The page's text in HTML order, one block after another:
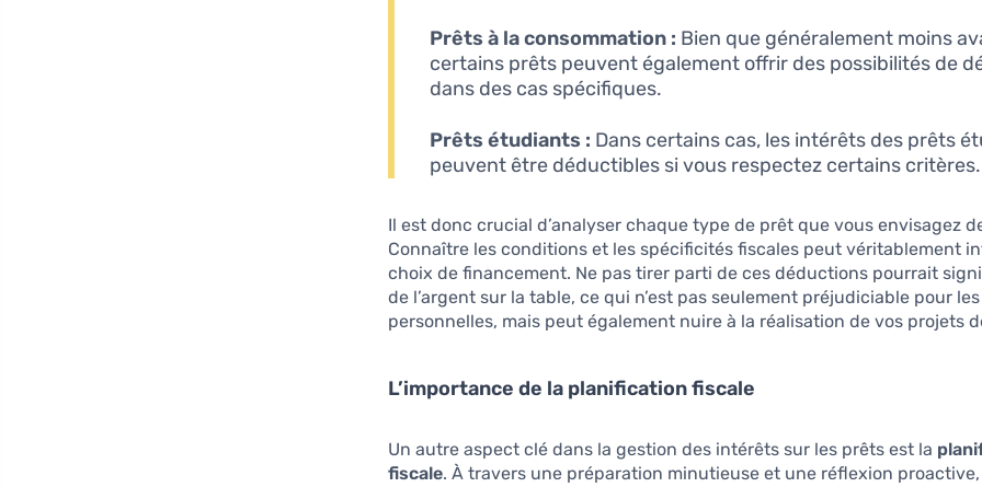
Prêts à la consommation : Bien que généralement moins
certains prêts peuvent également offrir des possibilités de
dans des cas spécifiques.
Prêts étudiants : Dans certains cas, les intérêts des prêts
peuvent être déductibles si vous respectez certains critères.
Il est donc crucial d’analyser chaque type de prêt que vous envisagez
Connaître les conditions et les spécificités fiscales peut véritablement
choix de financement. Ne pas tirer parti de ces déductions pourrait
de l’argent sur la table, ce qui n’est pas seulement préjudiciable pour
personnelles, mais peut également nuire à la réalisation de vos projets
L’importance de la planification fiscale
Un autre aspect clé dans la gestion des intérêts sur les prêts est la
fiscale. À travers une préparation minutieuse et une réflexion